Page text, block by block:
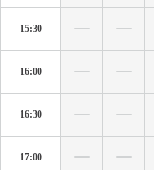
15:30
16:00
16:30
17:00